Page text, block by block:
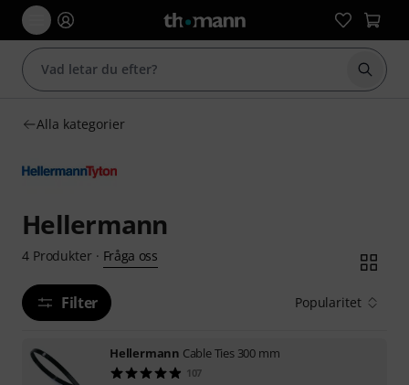
Börja
Alla kategorier
Hellermann
4 Produkter· Fråga oss
Filter Popularitet
Hellermann Cable Ties 300 mm
107